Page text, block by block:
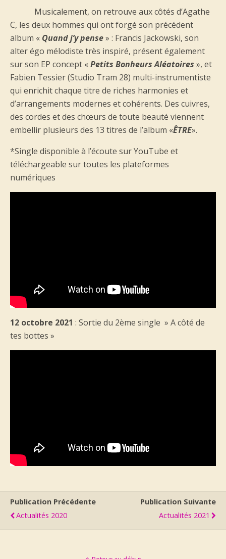
Musicalement, on retrouve aux côtés d’Agathe
C, les deux hommes qui ont forgé son précédent
album « Quand j’y pense» : Francis Jackowski, son
alter égo mélodiste très inspiré, présent également
sur son EP concept «Petits Bonheurs Aléatoires », et
Fabien Tessier (Studio Tram 28) multi-instrumentiste
qui enrichit chaque titre de riches harmonies et
d’arrangements modernes et cohérents. Des cuivres,
des cordes et des chœurs de toute beauté viennent
embellir plusieurs des 13 titres de l’album «ÊTRE».
*Single disponible à l’écoute sur YouTube et
téléchargeable sur toutes les plateformes
numériques
12 octobre 2021 : Sortie du 2ème single » A côté de
tes bottes »
Publication Précédente
Actualités 2020
Publication Suivante
Actualités 2021